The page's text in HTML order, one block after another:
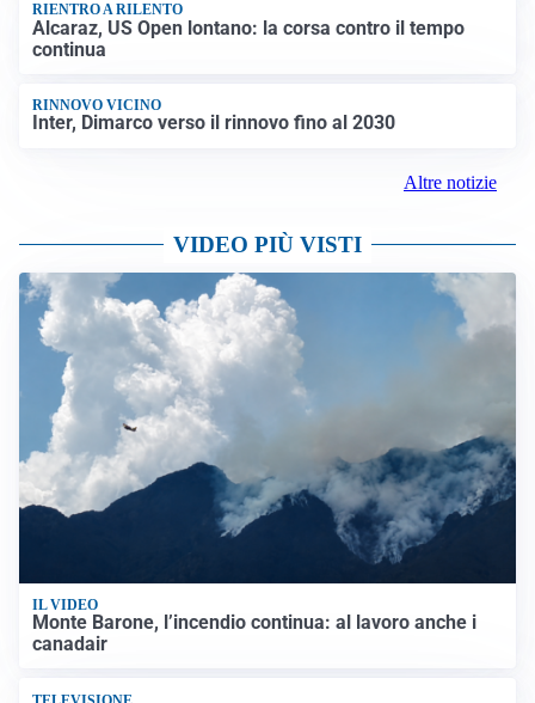
RIENTRO A RILENTO
Alcaraz, US Open lontano: la corsa contro il tempo
continua
RINNOVO VICINO
Inter, Dimarco verso il rinnovo fino al 2030
Altre notizie
VIDEO PIÙ VISTI
IL VIDEO
Monte Barone, l’incendio continua: al lavoro anche i
canadair